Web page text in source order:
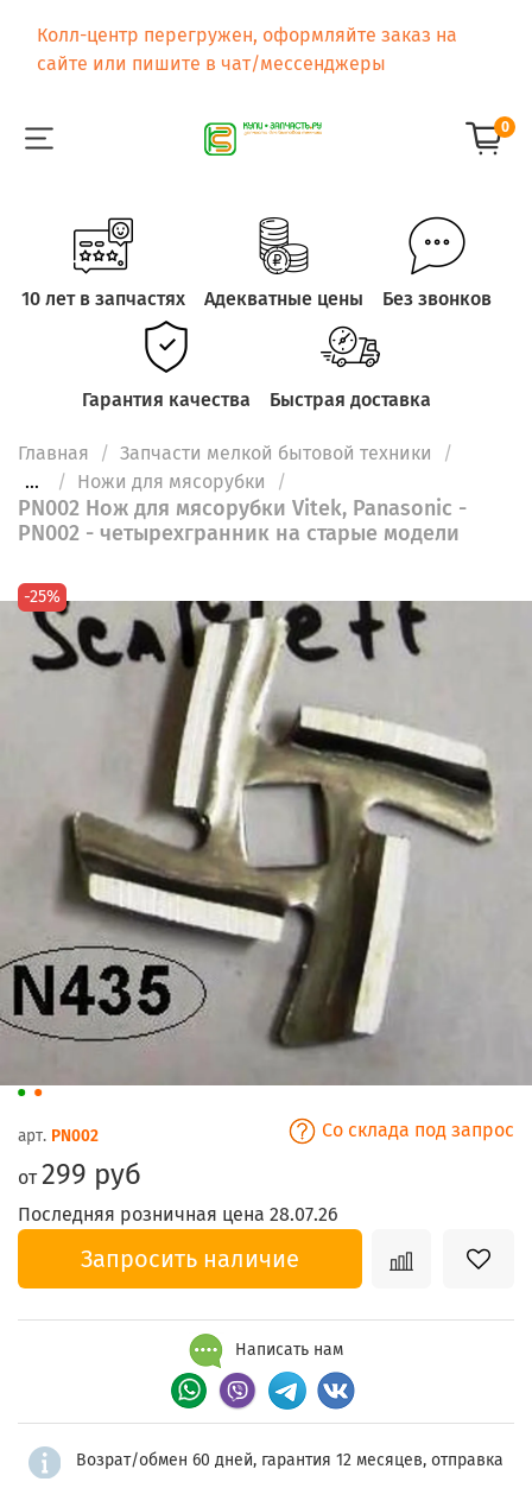
Колл-центр перегружен, оформляйте заказ на
сайте или пишите в чат/мессенджеры
0
10 лет в запчастях Адекватные цены Без звонков
Гарантия качества Быстрая доставка
Главная
Запчасти мелкой бытовой техники
...
Ножи для мясорубки
PN002 Нож для мясорубки Vitek, Panasonic -
PN002 - четырехгранник на старые модели
-25%
арт. PN002 Со склада под запрос
от299 руб
Последняя розничная цена 28.07.26
Запросить наличие
Написать нам
Возрат/обмен 60 дней, гарантия 12 месяцев, отправка